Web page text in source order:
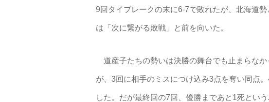
9回タイブレークの末に6-7で敗れたが、北海道
は「次に繋がる敗戦」と前を向いた。
道産子たちの勢いは決勝の舞台でも止まらな
が、3回に相手のミスにつけ込み3点を奪い同点
した。だが最終回の7回、優勝まであと1死とい